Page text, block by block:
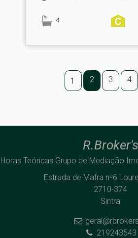
4
1 2 3 4
R.Broker's
Horas Teóricas Grupo de Mediação
Estrada de Mafra nº6
2710-374
Sintra
219243543